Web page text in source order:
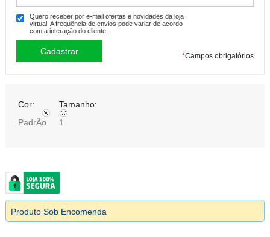
Quero receber por e-mail ofertas e novidades da loja
virtual. A frequência de envios pode variar de acordo
com a interação do cliente.
*Campos obrigatórios
Cor:
PadrÃo
Tamanho:
1
Produto Sob Encomenda